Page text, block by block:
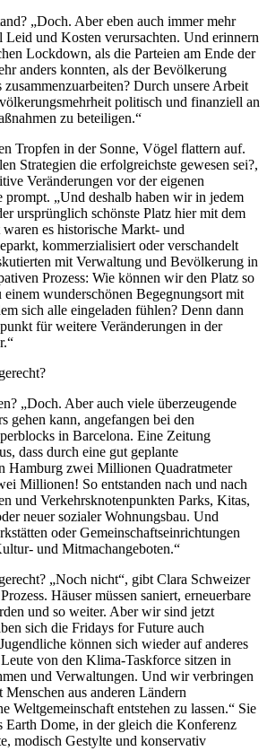
„Doch. Aber eben auch immer mehr
Leid und Kosten verursachten. Und erinnern
Lockdown, als die Parteien am Ende der
anders konnten, als der Bevölkerung
Durch unsere Arbeit
politisch und finanziell an
zu beteiligen.“
Tropfen in der Sonne, Vögel flattern auf.
Strategien die erfolgreichste gewesen sei?,
Veränderungen vor der eigenen
prompt. „Und deshalb haben wir in jedem
ursprünglich schönste Platz hier mit dem
es historische Markt- und
kommerzialisiert oder verschandelt
mit Verwaltung und Bevölkerung in
Prozess: Wie können wir den Platz so
einem wunderschönen Begegnungsort mit
sich alle eingeladen fühlen? Denn dann
für weitere Veränderungen in der
„Doch. Aber auch viele überzeugende
gehen kann, angefangen bei den
in Barcelona. Eine Zeitung
dass durch eine gut geplante
Hamburg zwei Millionen Quadratmeter
Millionen! So entstanden nach und nach
und Verkehrsknotenpunkten Parks, Kitas,
neuer sozialer Wohnungsbau. Und
oder Gemeinschaftseinrichtungen
und Mitmachangeboten.“
„Noch nicht“, gibt Clara Schweizer
Häuser müssen saniert, erneuerbare
und so weiter. Aber wir sind jetzt
sich die Fridays for Future auch
können sich wieder auf anderes
von den Klima-Taskforce sitzen in
und Verwaltungen. Und wir verbringen
aus anderen Ländern
Weltgemeinschaft entstehen zu lassen.“ Sie
Earth Dome, in der gleich die Konferenz
modisch Gestylte und konservativ